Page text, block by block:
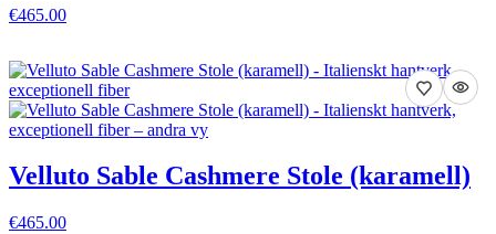
€465.00
Velluto Sable Cashmere Stole (karamell)
€465.00